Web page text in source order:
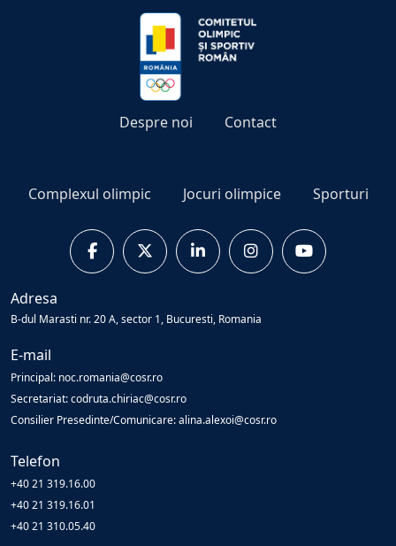
Despre noi Contact
Complexul olimpic Jocuri olimpice Sporturi
Adresa
B-dul Marasti nr. 20 A, sector 1, Bucuresti, Romania
E-mail
Principal: noc.romania@cosr.ro
Secretariat: codruta.chiriac@cosr.ro
Consilier Presedinte/Comunicare: alina.alexoi@cosr.ro
Telefon
+40 21 319.16.00
+40 21 319.16.01
+40 21 310.05.40